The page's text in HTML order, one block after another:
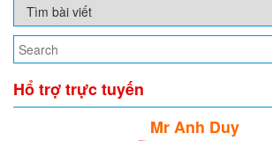
Hổ trợ trực tuyến
Mr Anh Duy